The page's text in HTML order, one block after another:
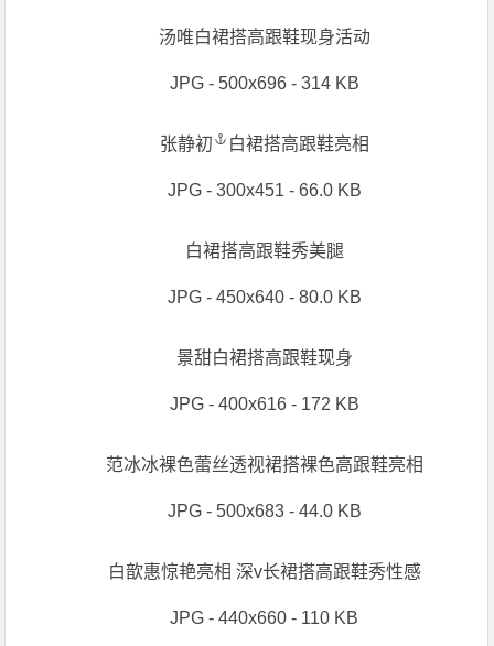
汤唯白裙搭高跟鞋现身活动
JPG - 500x696 - 314 KB
张静初 白裙搭高跟鞋亮相
JPG - 300x451 - 66.0 KB
白裙搭高跟鞋秀美腿
JPG - 450x640 - 80.0 KB
景甜白裙搭高跟鞋现身
JPG - 400x616 - 172 KB
范冰冰裸色蕾丝透视裙搭裸色高跟鞋亮相
JPG - 500x683 - 44.0 KB
白歆惠惊艳亮相 深v长裙搭高跟鞋秀性感
JPG - 440x660 - 110 KB